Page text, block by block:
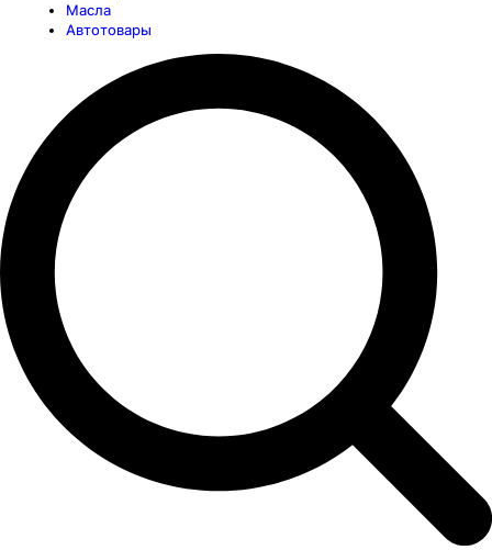
Масла
Автотовары